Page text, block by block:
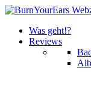
Was geht!?
Reviews